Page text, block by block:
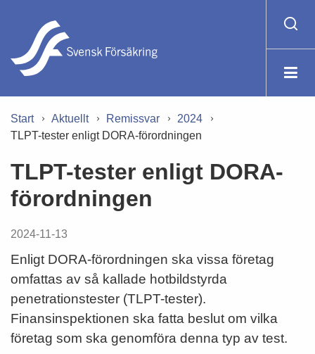
Start Aktuellt Remissvar
2024
TLPT-tester enligt DORA-förordningen
TLPT-tester enligt DORA-
förordningen
2024-11-13
Enligt DORA-förordningen ska vissa företag
omfattas av så kallade hotbildstyrda
penetrationstester (TLPT-tester).
Finansinspektionen ska fatta beslut om vilka
företag som ska genomföra denna typ av test.